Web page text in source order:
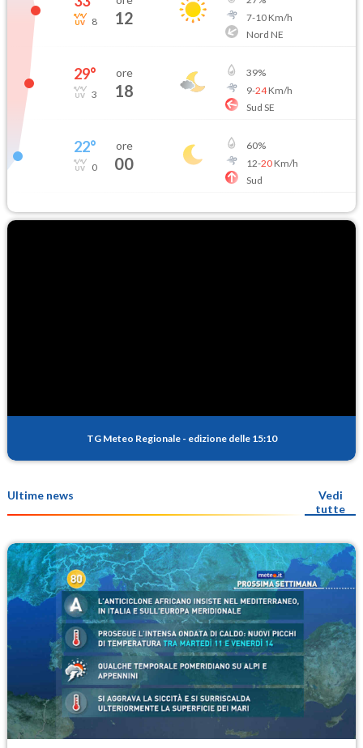
8 12
7-10Km/h
Nord NE
29°
3
ore
18
39%
9-24Km/h
Sud SE
22°
0
ore
00
60%
12-20Km/h
Sud
TG Meteo Regionale - edizione delle 15:10
Ultime news
Vedi
tutte